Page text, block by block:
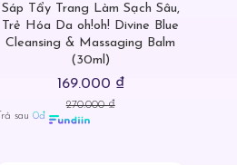
Sáp Tẩy Trang Làm Sạch Sâu,
Trẻ Hóa Da oh!oh! Divine Blue
Cleansing & Massaging Balm
(30ml)
169.000 ₫
270.000 ₫
Trả sau0đ